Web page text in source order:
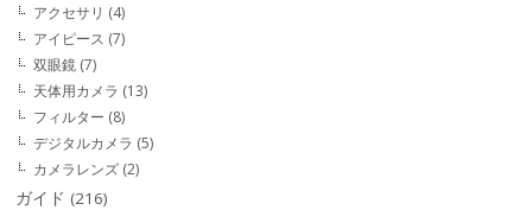
アクセサリ (4)
アイピース (7)
双眼鏡 (7)
天体用カメラ (13)
フィルター (8)
デジタルカメラ (5)
カメラレンズ (2)
ガイド (216)